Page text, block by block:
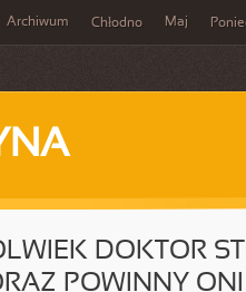
Archiwum Chłodno Maj
DOKTOR
POWINNY